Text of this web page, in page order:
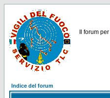
Il forum per
Indice del forum